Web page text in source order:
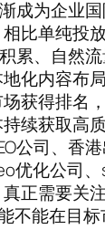
成为企业
比单纯投
累、自然
化内容布
获得排名
续获取高
公司、香港
优化公司
正需要关
不能在目